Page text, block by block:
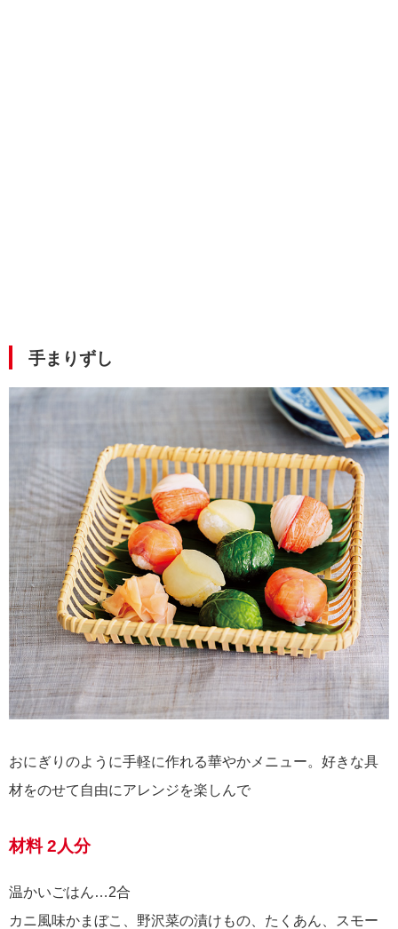
手まりずし
おにぎりのように手軽に作れる華やかメニュー。好きな具
材をのせて自由にアレンジを楽しんで
材料 2人分
温かいごはん…2合
カニ風味かまぼこ、野沢菜の漬けもの、たくあん、スモー